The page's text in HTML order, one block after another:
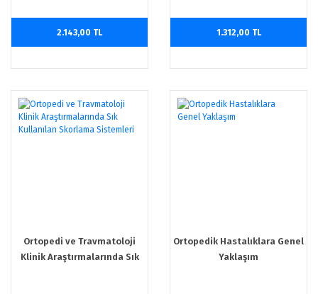
2.143,00 TL 1.312,00 TL
Ortopedi ve Travmatoloji
Klinik Araştırmalarında Sık
Ortopedik Hastalıklara Genel
Yaklaşım